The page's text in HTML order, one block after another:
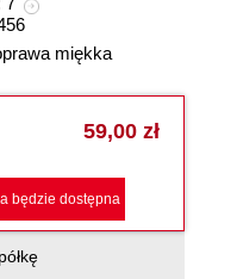
miękka
59,00 zł
będzie dostępna